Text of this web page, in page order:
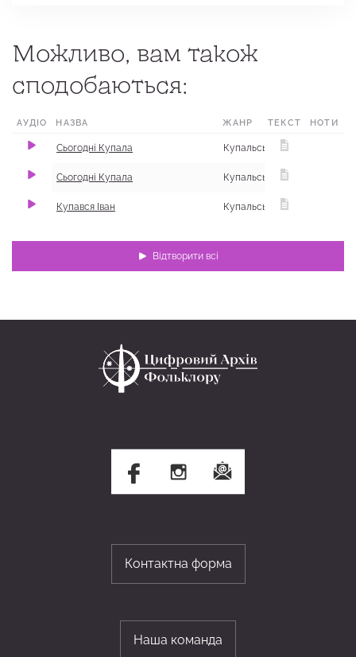
Можливо, вам також
сподобаються:
АУДІО НАЗВА ЖАНР МІСЦЕ
ТЕКСТ НОТИ
Сьогодні Купала
Сьогодні Купала
Купався Іван
Відтворити всі
Контактна форма
Наша команда